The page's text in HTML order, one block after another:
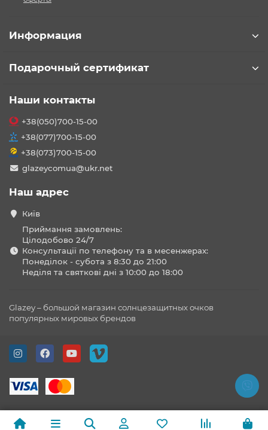
Информация
Подарочный сертификат
Наши контакты
+38(050)700-15-00
+38(077)700-15-00
+38(073)700-15-00
glazeycomua@ukr.net
Наш адрес
Київ
Приймання замовлень:
Цілодобово 24/7
Консультації по телефону та в месенжерах:
Понеділок - субота з 8:30 до 21:00
Неділя та святкові дні з 10:00 до 18:00
Glazey – большой магазин солнцезащитных очков
популярных мировых брендов